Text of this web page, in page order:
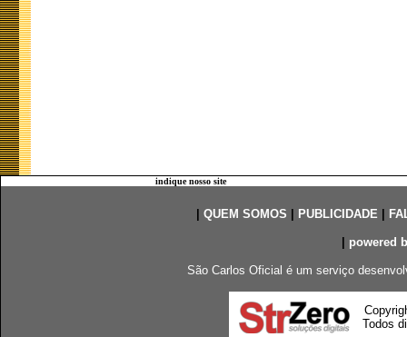
indique nosso site
QUEM SOMOS PUBLICIDADE|
powered
São Carlos Oficial é um serviço
Todos